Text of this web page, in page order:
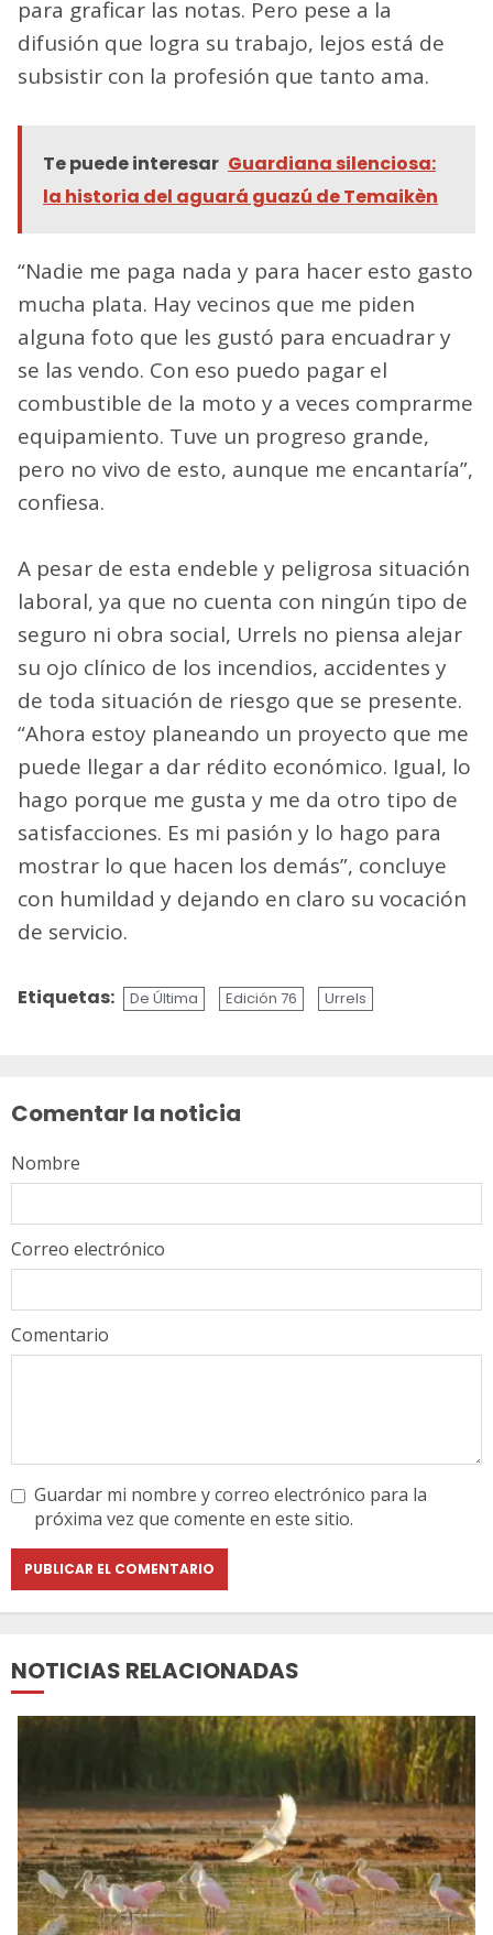
para graficar las notas. Pero pese a la
difusión que logra su trabajo, lejos está de
subsistir con la profesión que tanto ama.
Te puede interesar Guardiana silenciosa:
la historia del aguará guazú de Temaikèn
“Nadie me paga nada y para hacer esto gasto
mucha plata. Hay vecinos que me piden
alguna foto que les gustó para encuadrar y
se las vendo. Con eso puedo pagar el
combustible de la moto y a veces comprarme
equipamiento. Tuve un progreso grande,
pero no vivo de esto, aunque me encantaría”,
confiesa.
A pesar de esta endeble y peligrosa situación
laboral, ya que no cuenta con ningún tipo de
seguro ni obra social, Urrels no piensa alejar
su ojo clínico de los incendios, accidentes y
de toda situación de riesgo que se presente.
“Ahora estoy planeando un proyecto que me
puede llegar a dar rédito económico. Igual, lo
hago porque me gusta y me da otro tipo de
satisfacciones. Es mi pasión y lo hago para
mostrar lo que hacen los demás”, concluye
con humildad y dejando en claro su vocación
de servicio.
Etiquetas: De Última Edición 76 Urrels
Comentar la noticia
Comentario
Nombre
Correo electrónico
Guardar mi nombre y correo electrónico para la
próxima vez que comente en este sitio.
NOTICIAS RELACIONADAS